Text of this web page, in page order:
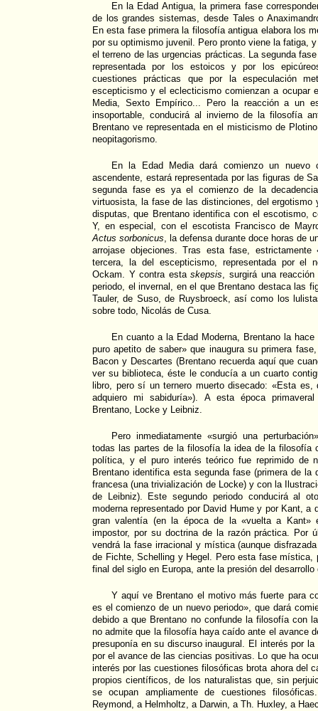
En la Edad Antigua, la primera fase
de los grandes sistemas, desde Tales o
En esta fase primera la filosofía antigua elabora los
por su optimismo juvenil. Pero pronto viene la fatiga,
el terreno de las urgencias prácticas. La segunda
representada por los estoicos y por los
cuestiones prácticas que por la especulación
escepticismo y el eclecticismo comienzan a ocupar
Media, Sexto Empírico... Pero la reacción a un
insoportable, conducirá al invierno de la filosofía
Brentano ve representada en el misticismo de
neopitagorismo.
En la Edad Media dará comienzo un nuevo
ascendente, estará representada por las figuras de
segunda fase es ya el comienzo de la
virtuosista, la fase de las distinciones, del ergotismo
disputas, que Brentano identifica con el escotismo,
Y, en especial, con el escotista Francisco de
Actus sorbonicus, la defensa durante doce horas de
arrojase objeciones. Tras esta fase, estrictamente
tercera, la del escepticismo, representada por el
Ockam. Y contra estaskepsis, surgirá una
periodo, el invernal, en el que Brentano destaca las
Tauler, de Suso, de Ruysbroeck, así como los
sobre todo, Nicolás de Cusa.
En cuanto a la Edad Moderna, Brentano la
puro apetito de saber» que inaugura su primera
Bacon y Descartes (Brentano recuerda aquí que
ver su biblioteca, éste le conducía a un cuarto
libro, pero sí un ternero muerto disecado: «Esta
adquiero mi sabiduría»). A esta época
Brentano, Locke y Leibniz.
Pero inmediatamente «surgió una
todas las partes de la filosofía la idea de la filosofía
política, y el puro interés teórico fue reprimido de
Brentano identifica esta segunda fase (primera de la
francesa (una trivialización de Locke) y con la
de Leibniz). Este segundo periodo conducirá al
moderna representado por David Hume y por Kant, a
gran valentía (en la época de la «vuelta a Kant»
impostor, por su doctrina de la razón práctica. Por
vendrá la fase irracional y mística (aunque
de Fichte, Schelling y Hegel. Pero esta fase mística,
final del siglo en Europa, ante la presión del
Y aquí ve Brentano el motivo más fuerte para
es el comienzo de un nuevo periodo», que dará
debido a que Brentano no confunde la filosofía con
no admite que la filosofía haya caído ante el avance
presuponía en su discurso inaugural. El interés por
por el avance de las ciencias positivas. Lo que ha
interés por las cuestiones filosóficas brota ahora del
propios científicos, de los naturalistas que, sin
se ocupan ampliamente de cuestiones
Reymond, a Helmholtz, a Darwin, a Th. Huxley, a